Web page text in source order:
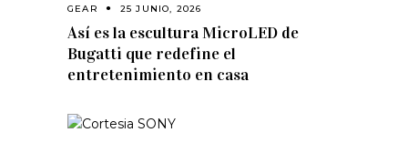
GEAR 25 JUNIO, 2026
Así es la escultura MicroLED de
Bugatti que redefine el
entretenimiento en casa